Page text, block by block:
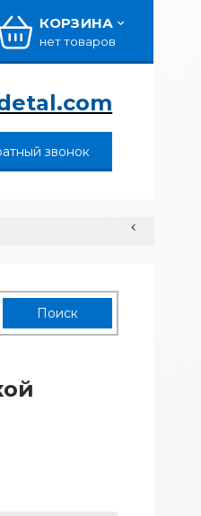
КОРЗИНА
нет товаров
звонок